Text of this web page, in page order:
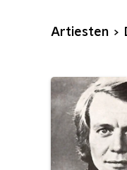
Artiesten